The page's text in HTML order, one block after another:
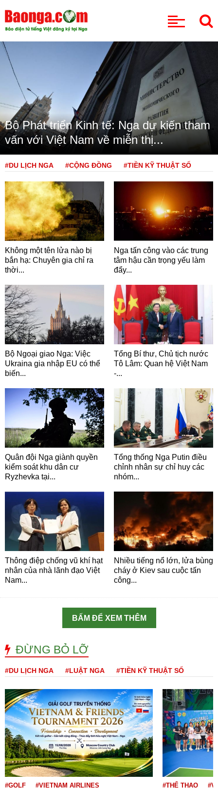
Bộ Phát triển Kinh tế: Nga dự kiến tham
vấn với Việt Nam về miễn thị...
#DU LỊCH NGA #CỘNG ĐỒNG #TIỀN KỸ THUẬT SỐ
Không một tên lửa nào bị
bắn hạ: Chuyên gia chỉ ra
thời...
Nga tấn công vào các trung
tâm hậu cần trọng yếu làm
đẩy...
Bộ Ngoại giao Nga: Việc
Ukraina gia nhập EU có thể
biến...
Tổng Bí thư, Chủ tịch nước
Tô Lâm: Quan hệ Việt Nam
-...
Quân đội Nga giành quyền
kiểm soát khu dân cư
Ryzhevka tại...
Tổng thống Nga Putin điều
chỉnh nhân sự chỉ huy các
nhóm...
Thông điệp chống vũ khí hạt
nhân của nhà lãnh đạo Việt
Nam...
Nhiều tiếng nổ lớn, lửa bùng
cháy ở Kiev sau cuộc tấn
công...
BẤM ĐỂ XEM THÊM
ĐỪNG BỎ LỠ
#DU LỊCH NGA #LUẬT NGA #TIỀN KỸ THUẬT SỐ
#GOLF
#VIETNAM AIRLINES
#THỂ THAO